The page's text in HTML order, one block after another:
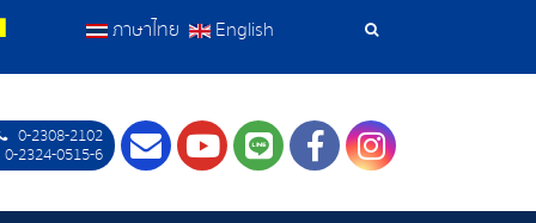
เครื่อง
ค้นหา
ภาษาไทย English
0-2308-2102
0-2324-0515-6
ContactYoutube
LINEFacebookInstagram